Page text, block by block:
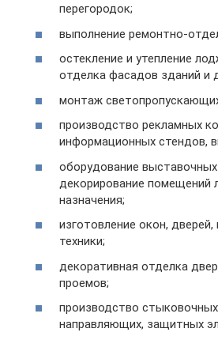
перегородок;
выполнение ремонтно-
остекление и утепление
отделка фасадов зданий и
монтаж
производство рекламных
информационных стендов,
оборудование выставочных
декорирование помещений
назначения;
изготовление окон,
техники;
декоративная отделка
проемов;
производство
направляющих, защитных